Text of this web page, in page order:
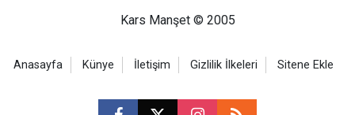
Kars Manşet © 2005
Anasayfa Künye İletişim Gizlilik İlkeleri Sitene Ekle